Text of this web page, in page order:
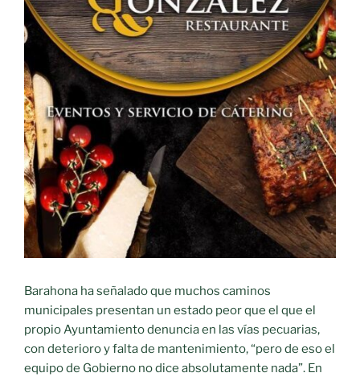
Barahona ha señalado que muchos caminos
municipales presentan un estado peor que el que el
propio Ayuntamiento denuncia en las vías pecuarias,
con deterioro y falta de mantenimiento, “pero de eso el
equipo de Gobierno no dice absolutamente nada”. En